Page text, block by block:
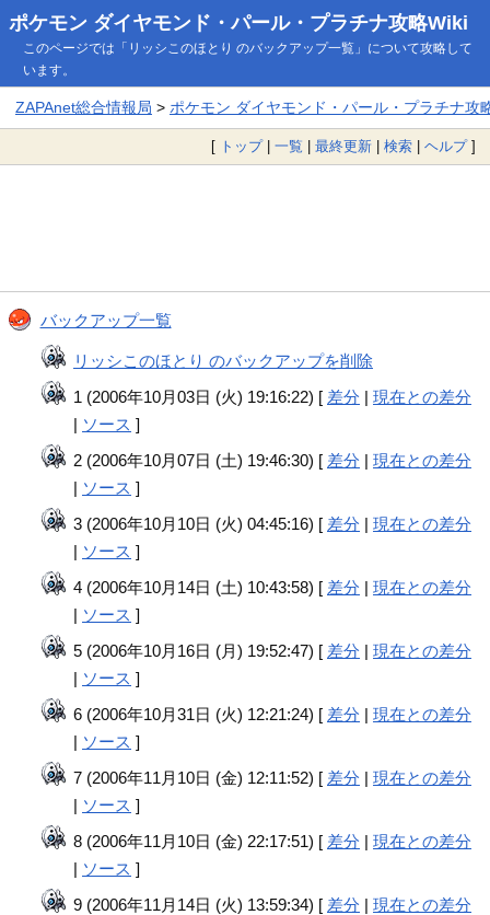
ポケモン ダイヤモンド・パール・プラチナ攻略Wiki
このページでは「リッシこのほとり のバックアップ一覧」について攻略して
います。
ZAPAnet総合情報局 > ポケモン ダイヤモンド・パール・プラチナ攻
[ トップ| 一覧 | 最終更新 | 検索 | ヘルプ]
バックアップ一覧
リッシこのほとり のバックアップを削除
1 (2006年10月03日 (火) 19:16:22) [ 差分 |現在との差分
| ソース ]
2 (2006年10月07日 (土) 19:46:30) [ 差分 |現在との差分
| ソース ]
3 (2006年10月10日 (火) 04:45:16) [ 差分 |現在との差分
| ソース ]
4 (2006年10月14日 (土) 10:43:58) [ 差分 |現在との差分
| ソース ]
5 (2006年10月16日 (月) 19:52:47) [ 差分 |現在との差分
| ソース ]
6 (2006年10月31日 (火) 12:21:24) [ 差分 |現在との差分
| ソース ]
7 (2006年11月10日 (金) 12:11:52) [ 差分 |現在との差分
| ソース ]
8 (2006年11月10日 (金) 22:17:51) [ 差分 |現在との差分
| ソース ]
9 (2006年11月14日 (火) 13:59:34) [ 差分 |現在との差分